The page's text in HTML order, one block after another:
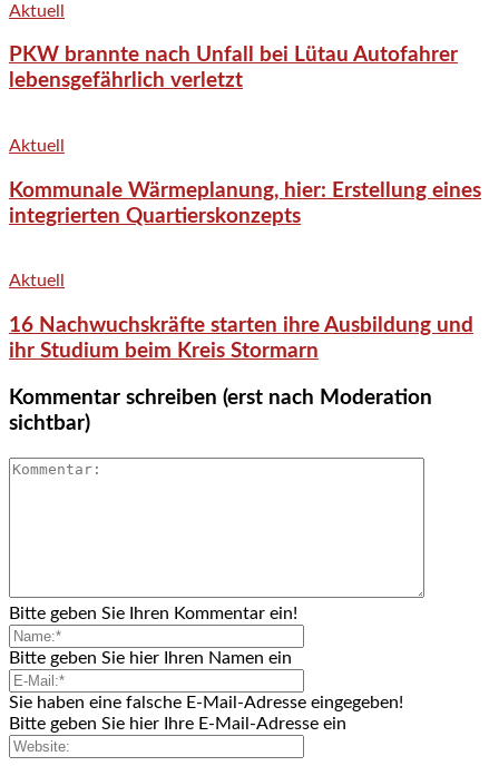
Aktuell
PKW brannte nach Unfall bei Lütau Autofahrer
lebensgefährlich verletzt
Aktuell
Kommunale Wärmeplanung, hier: Erstellung eines
integrierten Quartierskonzepts
Aktuell
16 Nachwuchskräfte starten ihre Ausbildung und
ihr Studium beim Kreis Stormarn
Kommentar schreiben (erst nach Moderation
sichtbar)
Bitte geben Sie Ihren Kommentar ein!
Bitte geben Sie hier Ihren Namen ein
Sie haben eine falsche E-Mail-Adresse eingegeben!
Bitte geben Sie hier Ihre E-Mail-Adresse ein